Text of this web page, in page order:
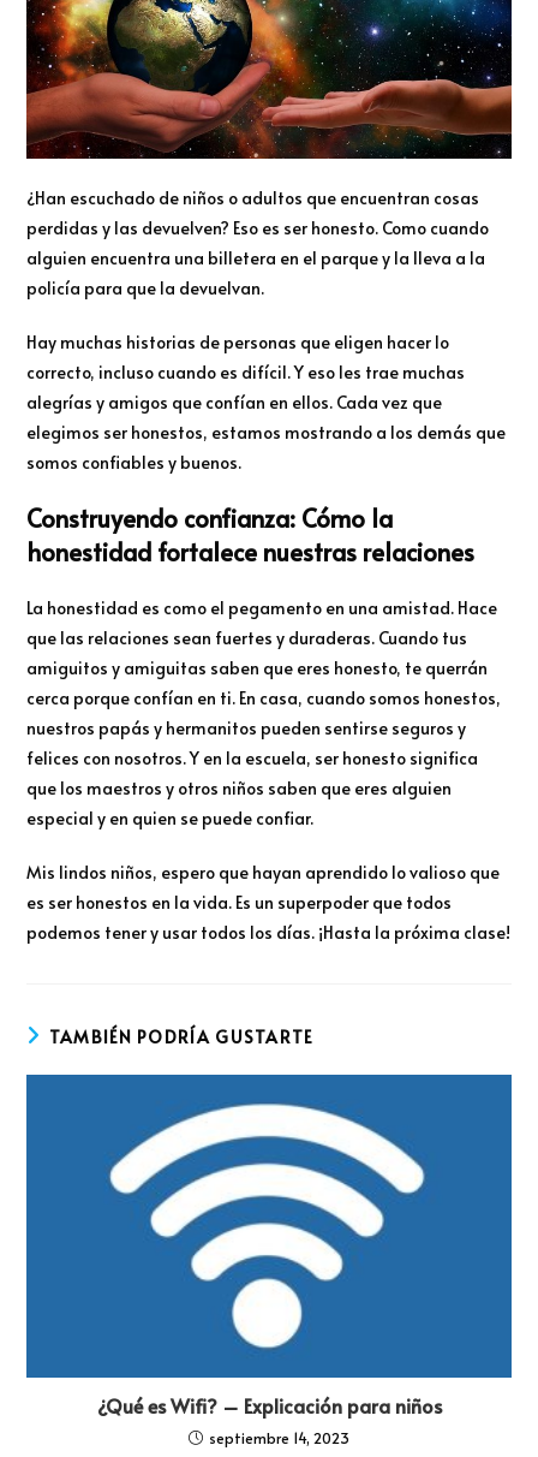
¿Han escuchado de niños o adultos que encuentran cosas
perdidas y las devuelven? Eso es ser honesto. Como cuando
alguien encuentra una billetera en el parque y la lleva a la
policía para que la devuelvan.
Hay muchas historias de personas que eligen hacer lo
correcto, incluso cuando es difícil. Y eso les trae muchas
alegrías y amigos que confían en ellos. Cada vez que
elegimos ser honestos, estamos mostrando a los demás que
somos confiables y buenos.
Construyendo confianza: Cómo la
honestidad fortalece nuestras relaciones
La honestidad es como el pegamento en una amistad. Hace
que las relaciones sean fuertes y duraderas. Cuando tus
amiguitos y amiguitas saben que eres honesto, te querrán
cerca porque confían en ti. En casa, cuando somos honestos,
nuestros papás y hermanitos pueden sentirse seguros y
felices con nosotros. Y en la escuela, ser honesto significa
que los maestros y otros niños saben que eres alguien
especial y en quien se puede confiar.
Mis lindos niños, espero que hayan aprendido lo valioso que
es ser honestos en la vida. Es un superpoder que todos
podemos tener y usar todos los días. ¡Hasta la próxima clase!
TAMBIÉN PODRÍA GUSTARTE
¿Qué es Wifi? – Explicación para niños
septiembre 14, 2023